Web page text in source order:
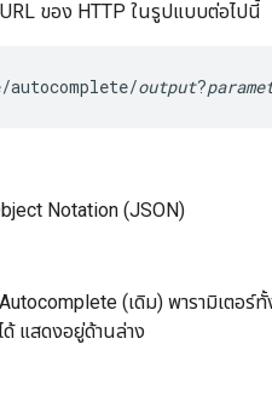
ของ HTTP ในรูปแบบต่อไปนี้
autocomplete/output?
Notation (JSON)
(เดิม) พารามิเตอ
ด้ แสดงอยู่ด้านล่าง